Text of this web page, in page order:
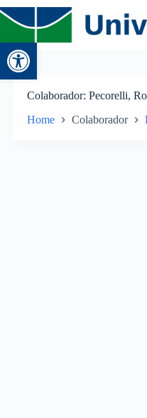
Abrir a barra
Colaborador Pecorelli,
Home Colaborador